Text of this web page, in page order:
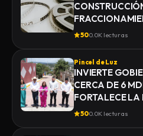
500.0K lecturas
Pincel de Luz
INVIERTE
CERCA DE 6
FORTALECE
DESARROLLO
500.0K lecturas